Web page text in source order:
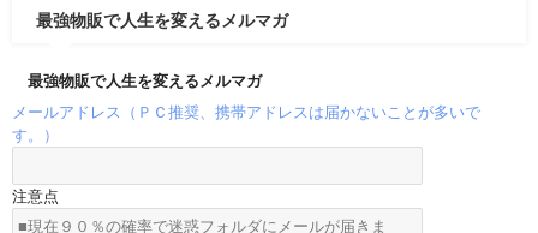
最強物販で人生を変えるメルマガ
最強物販で人生を変えるメルマガ
メールアドレス（ＰＣ推奨、携帯アドレスは届かないことが多いで
す。）
注意点